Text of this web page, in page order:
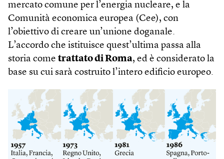
mercato comune per l’energia nucleare, e la
Comunità economica europea (Cee), con
l’obiettivo di creare un’unione doganale.
L’accordo che istituisce quest’ultima passa alla
storia come trattato di Roma, ed è considerato la
base su cui sarà costruito l’intero edificio europeo.